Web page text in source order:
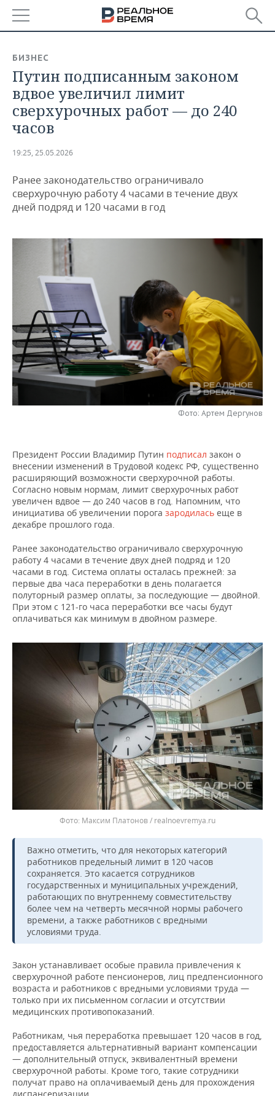
БАШКОРТОСТАН
ТАТАРСТАН
УДМУРТИЯ
НОВОСТИ
АНАЛИТИКА
НОВОСТИ АНАЛИТИКИ
ДЕКЛАРАЦИИ О ДОХОДАХ
КОРОЛИ ГОСЗАКАЗА ПФО
ВУЗЫ ТАТАРСТАНА
КОМУ ПРИНАДЛЕЖАТ
ТОРГОВЫЕ ЦЕНТРЫ
ТАТАРСТАНА
ЭКОНОМИКА
НОВОСТИ ЭКОНОМИКИ
ФИНАНСЫ
БАНКИ
БЮДЖЕТ
ИНВЕСТИЦИИ
ПРОМЫШЛЕННОСТЬ
НОВОСТИ
ПРОМЫШЛЕННОСТИ
МАШИНОСТРОЕНИЕ
НЕФТЕХИМИЯ
НЕФТЬ
ОПК
ЭНЕРГЕТИКА
НЕДВИЖИМОСТЬ
НОВОСТИ НЕДВИЖИМОСТИ
АВТО
НОВОСТИ АВТО
БИЗНЕС
НОВОСТИ БИЗНЕСА
РОЗНИЧНАЯ ТОРГОВЛЯ
ТРАНСПОРТ
УСЛУГИ
ТЕХНОЛОГИИ
НОВОСТИ ТЕХНОЛОГИЙ
IT
МЕДИА
ТЕЛЕКОММУНИКАЦИИ
МЕРОПРИЯТИЯ
НОВОСТИ МЕРОПРИЯТИЙ
ВЫЕЗДНАЯ РЕДАКЦИЯ
БИЗНЕС-БРАНЧИ
СПОРТ
НОВОСТИ СПОРТА
ФУТБОЛ
ВОЛЕЙБОЛ
КИБЕРСПОРТ
ФИГУРНОЕ КАТАНИЕ
ВОДНЫЕ ВИДЫ СПОРТА
ХОККЕЙ С МЯЧОМ
ОБЩЕСТВО
НОВОСТИ ОБЩЕСТВА
ИСТОРИЯ
КУЛЬТУРА
МЕДИЦИНА
ОБРАЗОВАНИЕ
ПРОИСШЕСТВИЯ
ФОТОГАЛЕРЕЯ
СПИСОК ПЕРСОН
СПИСОК КОМПАНИЙ
ПОЛНАЯ ВЕРСИЯ
БИЗНЕС
Путин подписанным законом
вдвое увеличил лимит
сверхурочных работ — до 240
часов
19:25, 25.05.2026
Ранее законодательство ограничивало
сверхурочную работу 4 часами в течение двух
дней подряд и 120 часами в год
Фото: Артем Дергунов
Президент России Владимир Путин подписал закон о
внесении изменений в Трудовой кодекс РФ, существенно
расширяющий возможности сверхурочной работы.
Согласно новым нормам, лимит сверхурочных работ
увеличен вдвое — до 240 часов в год. Напомним, что
инициатива об увеличении порога зародилась еще в
декабре прошлого года.
Ранее законодательство ограничивало сверхурочную
работу 4 часами в течение двух дней подряд и 120
часами в год. Система оплаты осталась прежней: за
первые два часа переработки в день полагается
полуторный размер оплаты, за последующие — двойной.
При этом с 121-го часа переработки все часы будут
оплачиваться как минимум в двойном размере.
Максим Платонов / realnoevremya.ru
Важно отметить, что для некоторых категорий
работников предельный лимит в 120 часов
сохраняется. Это касается сотрудников
государственных и муниципальных учреждений,
работающих по внутреннему совместительству
более чем на четверть месячной нормы рабочего
времени, а также работников с вредными
условиями труда.
Закон устанавливает особые правила привлечения к
сверхурочной работе пенсионеров, лиц предпенсионного
возраста и работников с вредными условиями труда —
только при их письменном согласии и отсутствии
медицинских противопоказаний.
Работникам, чья переработка превышает 120 часов в год,
предоставляется альтернативный вариант компенсации
— дополнительный отпуск, эквивалентный времени
сверхурочной работы. Кроме того, такие сотрудники
получат право на оплачиваемый день для прохождения